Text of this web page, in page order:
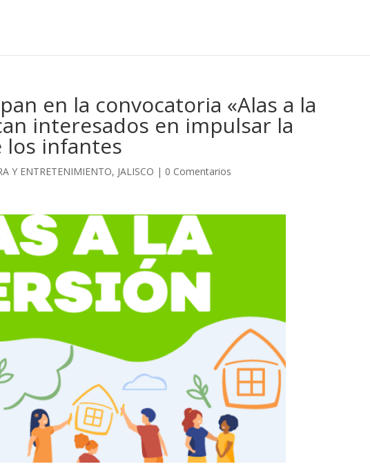
en la convocatoria «Alas a la
interesados en impulsar la
los infantes
Y ENTRETENIMIENTO, JALISCO | 0 Comentarios